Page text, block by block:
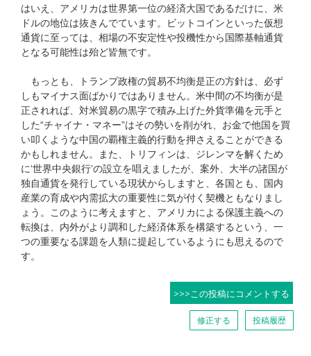
はいえ、アメリカは世界第一位の経済大国であるだけに、米
ドルの地位は抜きんでています。ビットコインといった仮想
通貨に至っては、相場の不安定性や投機性から国際基軸通貨
となる可能性は殆ど皆無です。
もっとも、トランプ政権の貿易不均衡是正の方針は、必ず
しもマイナス面ばかりではありません。米中間の不均衡が是
正されれば、対米貿易の黒字で積み上げた外貨準備を元手と
した“チャイナ・マネー”はその勢いを削がれ、お金で他国を買
い叩くような中国の覇権主義的行動を押さえることができる
かもしれません。また、トリフィンは、ジレンマを解くため
に‘世界中央銀行’の設立を唱えましたが、案外、大半の諸国が
独自通貨を発行している現状からしますと、各国とも、国内
産業の育成や内需拡大の重要性に気が付く契機ともなりまし
ょう。このように考えますと、アメリカによる保護主義への
転換は、内外がより調和した経済体系を構築するという、一
つの重要なる課題を人類に提起しているようにも思えるので
す。
>>>この投稿にコメントする
修正する 投稿履歴